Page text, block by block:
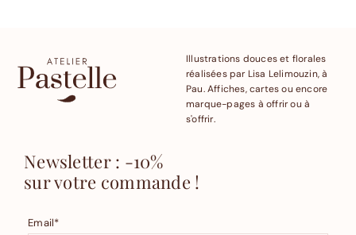
Illustrations douces et florales
réalisées par Lisa Lelimouzin, à
Pau. Affiches, cartes ou encore
marque-pages à offrir ou à
s'offrir.
Newsletter : -10%
sur votre commande !
Email*